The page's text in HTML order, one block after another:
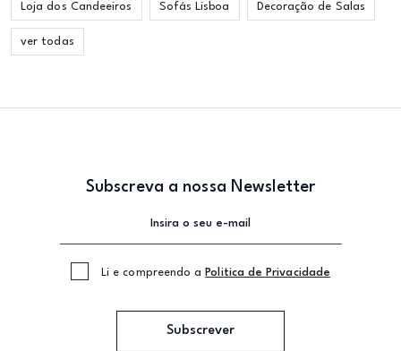
Loja dos Candeeiros Sofás Lisboa Decoração de Salas
ver todas
Subscreva a nossa Newsletter
Li e compreendo a Politica de Privacidade
Subscrever